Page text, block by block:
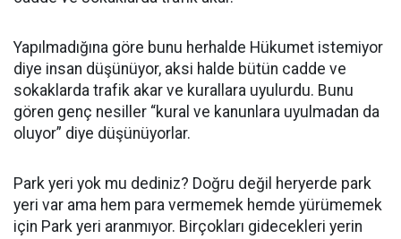
Yapılmadığına göre bunu herhalde Hükumet istemiyor
diye insan düşünüyor, aksi halde bütün cadde ve
sokaklarda trafik akar ve kurallara uyulurdu. Bunu
gören genç nesiller “kural ve kanunlara uyulmadan da
oluyor” diye düşünüyorlar.
Park yeri yok mu dediniz? Doğru değil heryerde park
yeri var ama hem para vermemek hemde yürümemek
için Park yeri aranmıyor. Birçokları gidecekleri yerin